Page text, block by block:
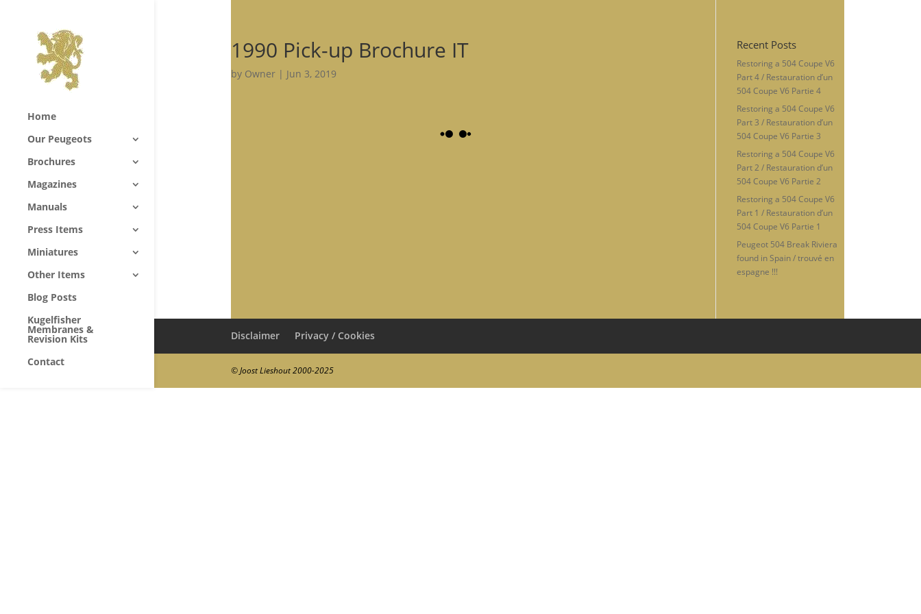
Home
Our Peugeots
Brochures
Magazines
Manuals
Press Items
Miniatures
Other Items
Blog Posts
Kugelfisher
Membranes &
Revision Kits
Contact
1990 Pick-up Brochure IT
by Owner| Jun 3, 2019
Recent Posts
Restoring a 504 Coupe V6
Part 4 / Restauration d’un
504 Coupe V6 Partie 4
Restoring a 504 Coupe V6
Part 3 / Restauration d’un
504 Coupe V6 Partie 3
Restoring a 504 Coupe V6
Part 2 / Restauration d’un
504 Coupe V6 Partie 2
Restoring a 504 Coupe V6
Part 1 / Restauration d’un
504 Coupe V6 Partie 1
Peugeot 504 Break Riviera
found in Spain / trouvé en
espagne !!!
Disclaimer Privacy / Cookies
© Joost Lieshout 2000-2025